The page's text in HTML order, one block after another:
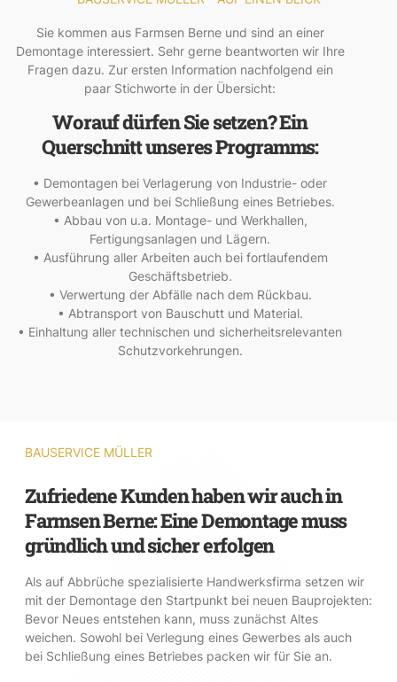
Sie kommen aus Farmsen Berne und sind an einer
Demontage interessiert. Sehr gerne beantworten wir Ihre
Fragen dazu. Zur ersten Information nachfolgend ein
paar Stichworte in der Übersicht:
Worauf dürfen Sie setzen? Ein
Querschnitt unseres Programms:
• Demontagen bei Verlagerung von Industrie- oder
Gewerbeanlagen und bei Schließung eines Betriebes.
• Abbau von u.a. Montage- und Werkhallen,
Fertigungsanlagen und Lägern.
• Ausführung aller Arbeiten auch bei fortlaufendem
Geschäftsbetrieb.
• Verwertung der Abfälle nach dem Rückbau.
• Abtransport von Bauschutt und Material.
• Einhaltung aller technischen und sicherheitsrelevanten
Schutzvorkehrungen.
BAUSERVICE MÜLLER
Zufriedene Kunden haben wir auch in
Farmsen Berne: Eine Demontage muss
gründlich und sicher erfolgen
Als auf Abbrüche spezialisierte Handwerksfirma setzen wir
mit der Demontage den Startpunkt bei neuen Bauprojekten:
Bevor Neues entstehen kann, muss zunächst Altes
weichen. Sowohl bei Verlegung eines Gewerbes als auch
bei Schließung eines Betriebes packen wir für Sie an.